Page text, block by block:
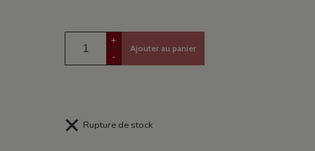
+
-
Ajouter au panier
Rupture de stock